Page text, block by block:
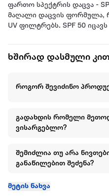
ფართო სპექტრის დაცვა -
მაღალი დაცვის ფორმულა,
UV ფილტრებს. SPF 50 იცავს
პრობლემებს.
ბზინვარებას.
ის სინთეზში და
არ ტოვებს თეთრ კვალს.
და კისერზე
დამცავი დაიტანეთ მზეზე
ხშირად დასმული
როგორ შევიძინო
გადახდის რომელი
ვისარგებლო?
შემიძლია თუ არა
განაწილებით შეძენა?
მეტის ნახვა